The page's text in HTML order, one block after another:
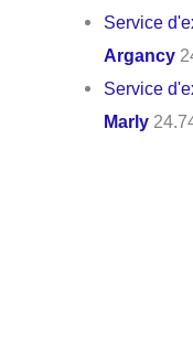
Service
Argancy
Service
Marly